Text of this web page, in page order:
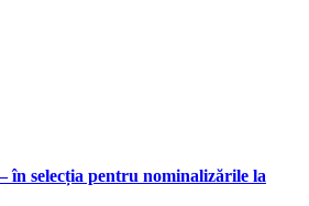
în selecția pentru nominalizările la